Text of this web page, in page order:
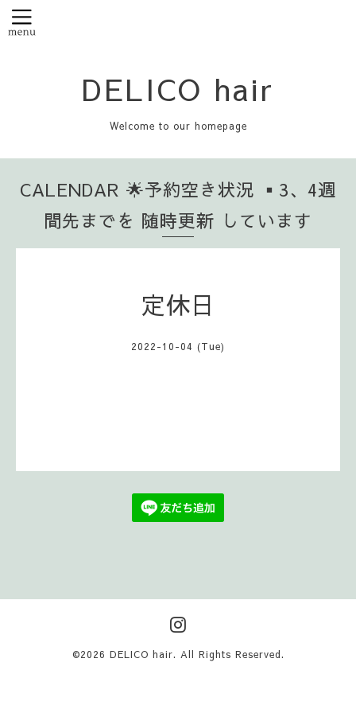
DELICO hair
Welcome to our homepage
CALENDAR 🌟予約空き状況 ▪️3、4週
間先までを 随時更新 しています
定休日
2022-10-04 (Tue)
©2026 DELICO hair. All Rights Reserved.